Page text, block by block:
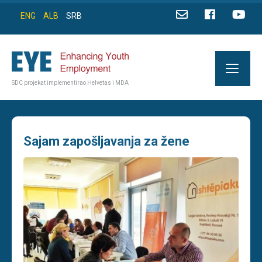
ENG ALB SRB
SDC projekat implementirao Helvetas i MDA
Sajam zapošljavanja za žene